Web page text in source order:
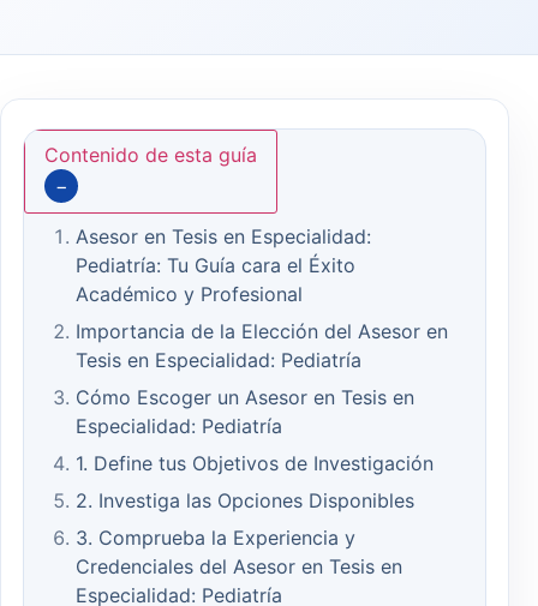
Contenido de esta guía
−
Asesor en Tesis en Especialidad:
Pediatría: Tu Guía cara el Éxito
Académico y Profesional
Importancia de la Elección del Asesor en
Tesis en Especialidad: Pediatría
Cómo Escoger un Asesor en Tesis en
Especialidad: Pediatría
1. Define tus Objetivos de Investigación
2. Investiga las Opciones Disponibles
3. Comprueba la Experiencia y
Credenciales del Asesor en Tesis en
Especialidad: Pediatría